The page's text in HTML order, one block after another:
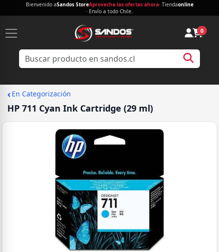
Bienvenido aSandos StoreAprovecha las ofertas ahora· Tiendaonline
· Envío a todo Chile.
0
‹ En Categorización
HP 711 Cyan Ink Cartridge (29 ml)